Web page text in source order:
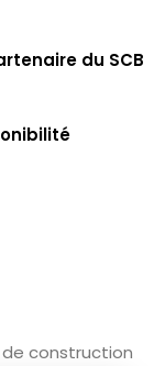
du SCB
construction